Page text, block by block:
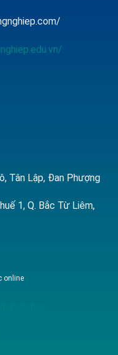
Tân Lập, Đan Phượng
1, Q. Bắc Từ Liêm,
online